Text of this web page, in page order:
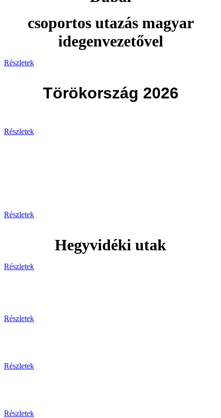
csoportos utazás magyar
idegenvezetővel
Részletek
Törökország 2026
Részletek
Részletek
Hegyvidéki utak
Részletek
Részletek
Részletek
Részletek